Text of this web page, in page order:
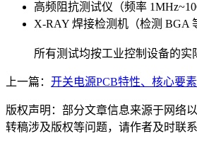
高频阻抗测试仪（频率
X-RAY 焊接检测机（检测 BGA
所有测试均按工业控制设备的实
上一篇： 开关电源PCB特性、核心要
版权声明：部分文章信息来源于网络
转稿涉及版权等问题，请作者及时联